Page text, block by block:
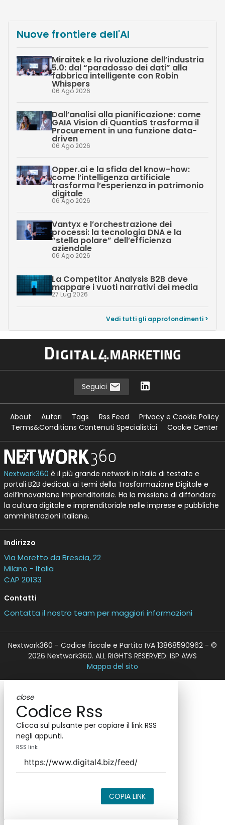
Nuove frontiere dell'AI
Miraitek e la rivoluzione dell’industria
5.0: dal “paradosso dei dati” alla
fabbrica intelligente con Robin
Whispers
06 Ago 2026
Dall’analisi alla pianificazione: come
GAIA Vision di QuantiaS trasforma il
Procurement in una funzione data-
driven
06 Ago 2026
Opper.ai e la sfida del know-how:
come l’intelligenza artificiale
trasforma l’esperienza in patrimonio
digitale
06 Ago 2026
Vantyx e l’orchestrazione dei
processi: la tecnologia DNA e la
“stella polare” dell’efficienza
aziendale
06 Ago 2026
La Competitor Analysis B2B deve
mappare i vuoti narrativi dei media
27 Lug 2026
Vedi tutti gli approfondimenti >
Seguici
About Autori Tags Rss Feed
Privacy e Cookie Policy
Terms&Conditions Contenuti Specialistici
Cookie Center
Nextwork360 è il più grande network in Italia di testate e
portali B2B dedicati ai temi della Trasformazione Digitale e
dell’Innovazione Imprenditoriale. Ha la missione di diffondere
la cultura digitale e imprenditoriale nelle imprese e pubbliche
amministrazioni italiane.
Indirizzo
Via Moretto da Brescia, 22
Milano - Italia
CAP 20133
Contatti
Contatta il nostro team per maggiori informazioni
Nextwork360 - Codice fiscale e Partita IVA 13868590962 - ©
2026 Nextwork360. ALL RIGHTS RESERVED. ISP AWS
Mappa del sito
close
Codice Rss
Clicca sul pulsante per copiare il link RSS
negli appunti.
RSS link
COPIA LINK